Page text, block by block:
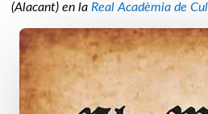
(Alacant) en laReal Acadèmia de